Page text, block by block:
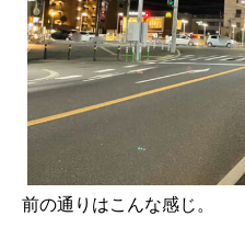
前の通りはこんな感じ。